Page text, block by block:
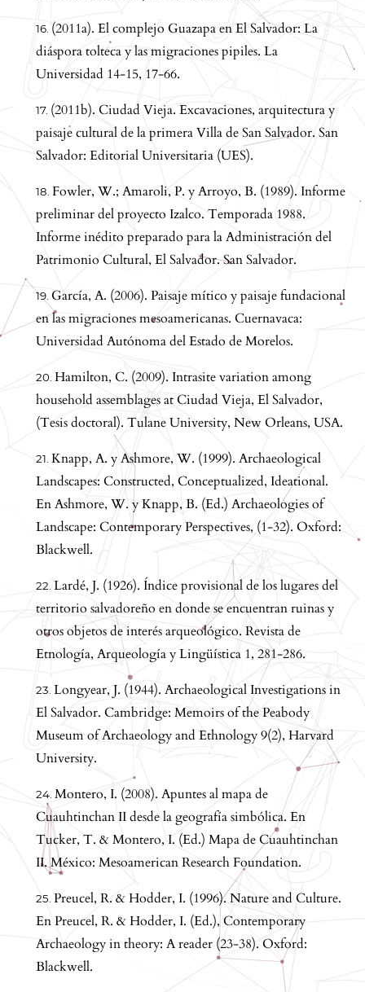
(2011a). El complejo Guazapa en El Salvador: La
diáspora tolteca y las migraciones pipiles. La
Universidad 14-15, 17-66.
(2011b). Ciudad Vieja. Excavaciones, arquitectura y
paisaje cultural de la primera Villa de San Salvador. San
Salvador: Editorial Universitaria (UES).
Fowler, W.; Amaroli, P. y Arroyo, B. (1989). Informe
preliminar del proyecto Izalco. Temporada 1988.
Informe inédito preparado para la Administración del
Patrimonio Cultural, El Salvador. San Salvador.
García, A. (2006). Paisaje mítico y paisaje fundacional
en las migraciones mesoamericanas. Cuernavaca:
Universidad Autónoma del Estado de Morelos.
Hamilton, C. (2009). Intrasite variation among
household assemblages at Ciudad Vieja, El Salvador,
(Tesis doctoral). Tulane University, New Orleans, USA.
Knapp, A. y Ashmore, W. (1999). Archaeological
Landscapes: Constructed, Conceptualized, Ideational.
En Ashmore, W. y Knapp, B. (Ed.) Archaeologies of
Landscape: Contemporary Perspectives, (1-32). Oxford:
Blackwell.
Lardé, J. (1926). Índice provisional de los lugares del
territorio salvadoreño en donde se encuentran ruinas y
otros objetos de interés arqueológico. Revista de
Etnología, Arqueología y Lingüística 1, 281-286.
Longyear, J. (1944). Archaeological Investigations in
El Salvador. Cambridge: Memoirs of the Peabody
Museum of Archaeology and Ethnology 9(2), Harvard
University.
Montero, I. (2008). Apuntes al mapa de
Cuauhtinchan II desde la geografía simbólica. En
Tucker, T. & Montero, I. (Ed.) Mapa de Cuauhtinchan
II. México: Mesoamerican Research Foundation.
Preucel, R. & Hodder, I. (1996). Nature and Culture.
En Preucel, R. & Hodder, I. (Ed.), Contemporary
Archaeology in theory: A reader (23-38). Oxford:
Blackwell.